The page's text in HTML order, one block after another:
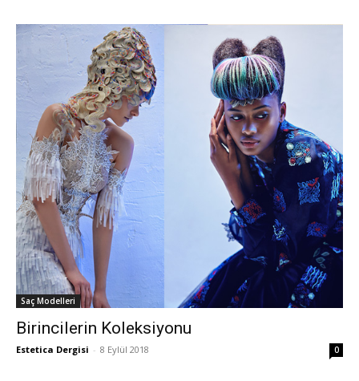
Saç Modelleri
Birincilerin Koleksiyonu
Estetica Dergisi - 8 Eylül 2018 0